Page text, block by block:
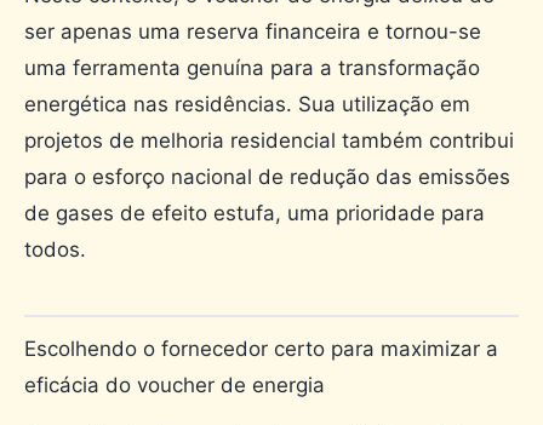
ser apenas uma reserva financeira e tornou-se
uma ferramenta genuína para a transformação
energética nas residências. Sua utilização em
projetos de melhoria residencial também contribui
para o esforço nacional de redução das emissões
de gases de efeito estufa, uma prioridade para
todos.
Escolhendo o fornecedor certo para maximizar a
eficácia do voucher de energia